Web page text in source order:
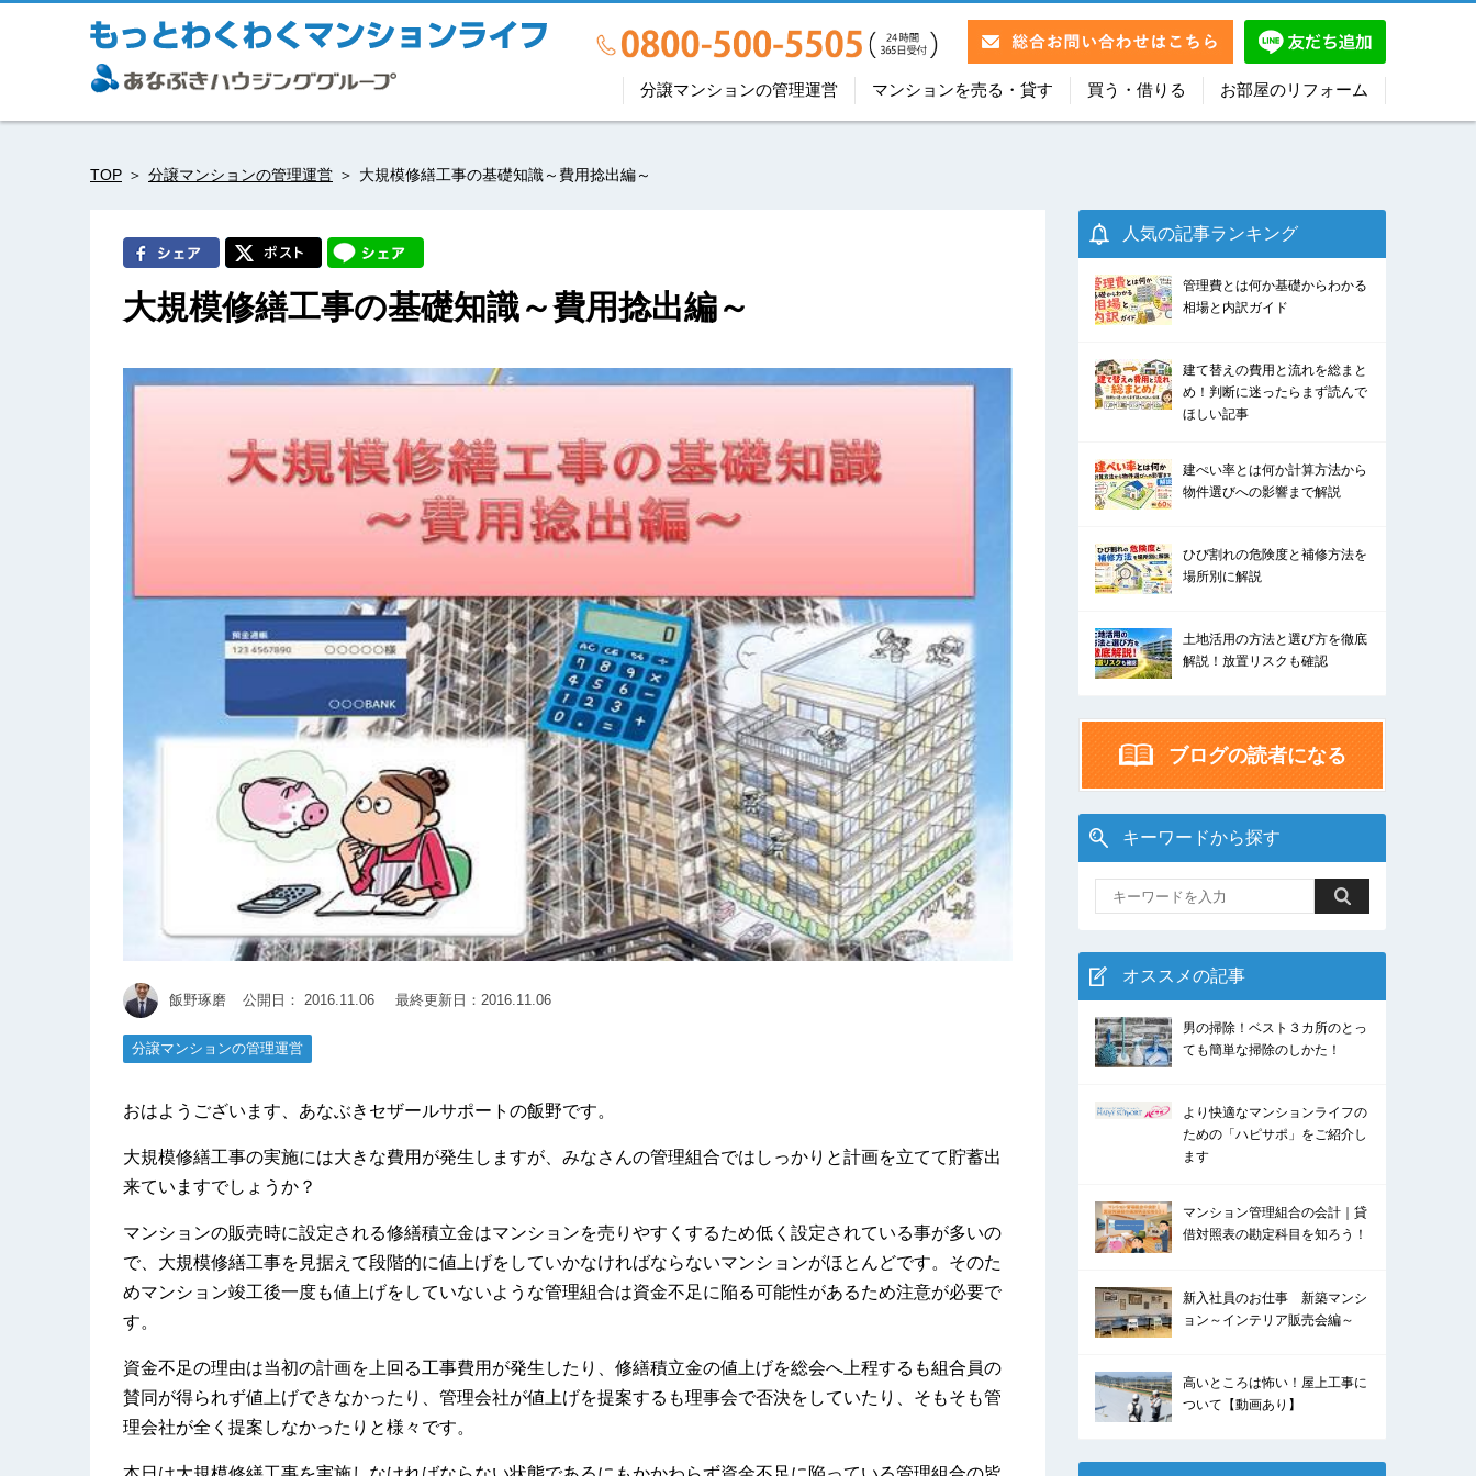
分譲マンションの管理運営 マンションを売る・貸す 買う・借りる お部屋のリフォーム
TOP 分譲マンションの管理運営 大規模修繕工事の基礎知識～費用捻出編～
大規模修繕工事の基礎知識～費用捻出編～
飯野琢磨 公開日： 2016.11.06 最終更新日：2016.11.06
分譲マンションの管理運営
おはようございます、あなぶきセザールサポートの飯野です。
大規模修繕工事の実施には大きな費用が発生しますが、みなさんの管理組合ではしっかりと計画を立てて貯蓄出
来ていますでしょうか？
マンションの販売時に設定される修繕積立金はマンションを売りやすくするため低く設定されている事が多いの
で、大規模修繕工事を見据えて段階的に値上げをしていかなければならないマンションがほとんどです。そのた
めマンション竣工後一度も値上げをしていないような管理組合は資金不足に陥る可能性があるため注意が必要で
す。
資金不足の理由は当初の計画を上回る工事費用が発生したり、修繕積立金の値上げを総会へ上程するも組合員の
賛同が得られず値上げできなかったり、管理会社が値上げを提案するも理事会で否決をしていたり、そもそも管
理会社が全く提案しなかったりと様々です。
人気の記事ランキング
管理費とは何か基礎からわかる
相場と内訳ガイド
建て替えの費用と流れを総まと
め！判断に迷ったらまず読んで
ほしい記事
建ぺい率とは何か計算方法から
物件選びへの影響まで解説
ひび割れの危険度と補修方法を
場所別に解説
土地活用の方法と選び方を徹底
解説！放置リスクも確認
ブログの読者になる
キーワードから探す
オススメの記事
男の掃除！ベスト３カ所のとっ
ても簡単な掃除のしかた！
より快適なマンションライフの
ための「ハピサポ」をご紹介し
ます
マンション管理組合の会計｜貸
借対照表の勘定科目を知ろう！
新入社員のお仕事 新築マンシ
ョン～インテリア販売会編～
高いところは怖い！屋上工事に
ついて【動画あり】